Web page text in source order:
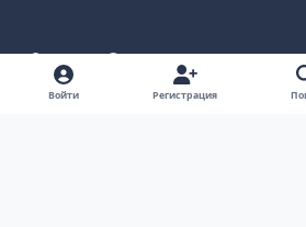
Светлый режим
Темный режим
Как в системе
Политика
Войти Регистрация